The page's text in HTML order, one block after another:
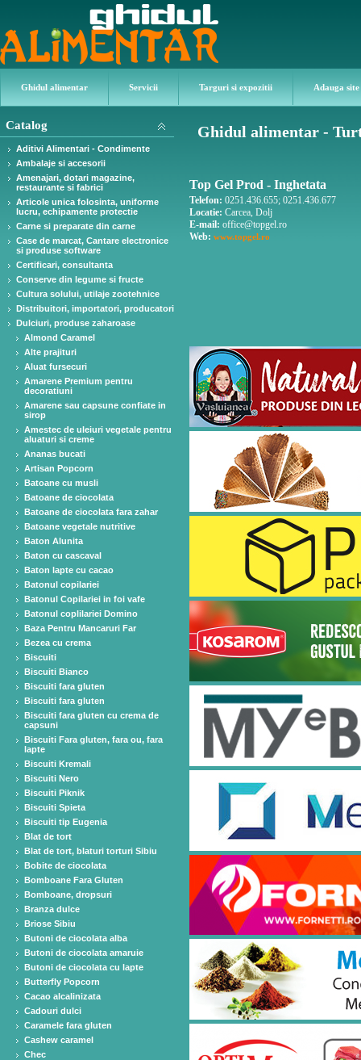
Ghidul alimentar Servicii Targuri si expozitii Adauga site
Catalog
Aditivi Alimentari - Condimente
Ambalaje si accesorii
Amenajari, dotari magazine,
restaurante si fabrici
Articole unica folosinta, uniforme
lucru, echipamente protectie
Carne si preparate din carne
Case de marcat, Cantare electronice
si produse software
Certificari, consultanta
Conserve din legume si fructe
Cultura solului, utilaje zootehnice
Distribuitori, importatori, producatori
Dulciuri, produse zaharoase
Almond Caramel
Alte prajituri
Aluat fursecuri
Amarene Premium pentru
decoratiuni
Amarene sau capsune confiate in
sirop
Amestec de uleiuri vegetale pentru
aluaturi si creme
Ananas bucati
Artisan Popcorn
Batoane cu musli
Batoane de ciocolata
Batoane de ciocolata fara zahar
Batoane vegetale nutritive
Baton Alunita
Baton cu cascaval
Baton lapte cu cacao
Batonul copilariei
Batonul Copilariei in foi vafe
Batonul coplilariei Domino
Baza Pentru Mancaruri Far
Bezea cu crema
Biscuiti
Biscuiti Bianco
Biscuiti fara gluten
Biscuiti fara gluten
Biscuiti fara gluten cu crema de
capsuni
Biscuiti Fara gluten, fara ou, fara
lapte
Biscuiti Kremali
Biscuiti Nero
Biscuiti Piknik
Biscuiti Spieta
Biscuiti tip Eugenia
Blat de tort
Blat de tort, blaturi torturi Sibiu
Bobite de ciocolata
Bomboane Fara Gluten
Bomboane, dropsuri
Branza dulce
Briose Sibiu
Butoni de ciocolata alba
Butoni de ciocolata amaruie
Butoni de ciocolata cu lapte
Butterfly Popcorn
Cacao alcalinizata
Cadouri dulci
Caramele fara gluten
Cashew caramel
Chec
Ghidul alimentar -
Top Gel Prod - Inghetata
Telefon: 0251.436.655; 0251.436.677
Locatie: Carcea, Dolj
E-mail: office@topgel.ro
Web: www.topgel.ro